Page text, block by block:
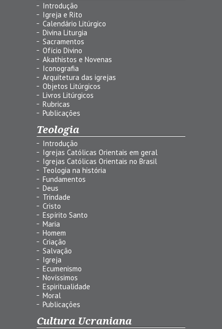
Introdução
Igreja e Rito
Calendário Litúrgico
Divina Liturgia
Sacramentos
Ofício Divino
Akathistos e Novenas
Iconografia
Arquitetura das igrejas
Objetos Litúrgicos
Livros Litúrgicos
Rubricas
Publicações
Teologia
Introdução
Igrejas Católicas Orientais em geral
Igrejas Católicas Orientais no Brasil
Teologia na história
Fundamentos
Deus
Trindade
Cristo
Espírito Santo
Maria
Homem
Criação
Salvação
Igreja
Ecumenismo
Novíssimos
Espiritualidade
Moral
Publicações
Cultura Ucraniana